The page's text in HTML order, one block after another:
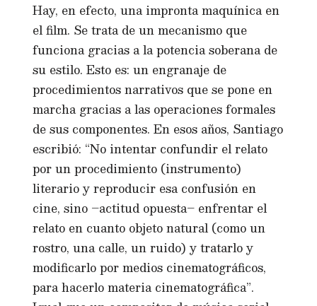
Hay, en efecto, una impronta maquínica en
el film. Se trata de un mecanismo que
funciona gracias a la potencia soberana de
su estilo. Esto es: un engranaje de
procedimientos narrativos que se pone en
marcha gracias a las operaciones formales
de sus componentes. En esos años, Santiago
escribió: “No intentar confundir el relato
por un procedimiento (instrumento)
literario y reproducir esa confusión en
cine, sino –actitud opuesta– enfrentar el
relato en cuanto objeto natural (como un
rostro, una calle, un ruido) y tratarlo y
modificarlo por medios cinematográficos,
para hacerlo materia cinematográfica”.